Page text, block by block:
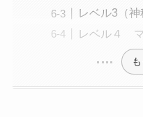
レベル3（神
レベル４ マ